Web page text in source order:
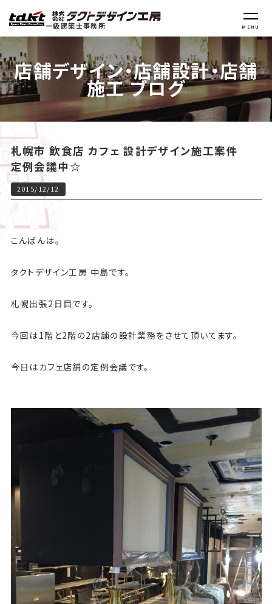
一級建築士事務所 MENU
店舗デザイン・店舗設計・店舗
施工 ブログ
札幌市 飲食店 カフェ 設計デザイン施工案件
定例会議中☆
2015/12/12
こんばんは。
タクトデザイン工房 中島です。
札幌出張2日目です。
今回は1階と2階の2店舗の設計業務をさせて頂いてます。
今日はカフェ店舗の定例会議です。